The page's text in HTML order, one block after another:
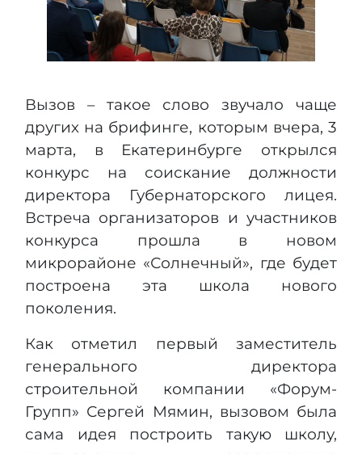
Вызов – такое слово звучало чаще
других на брифинге, которым вчера, 3
марта, в Екатеринбурге открылся
конкурс на соискание должности
директора Губернаторского лицея.
Встреча организаторов и участников
конкурса прошла в новом
микрорайоне «Солнечный», где будет
построена эта школа нового
поколения.
Как отметил первый заместитель
генерального директора
строительной компании «Форум-
Групп» Сергей Мямин, вызовом была
сама идея построить такую школу,